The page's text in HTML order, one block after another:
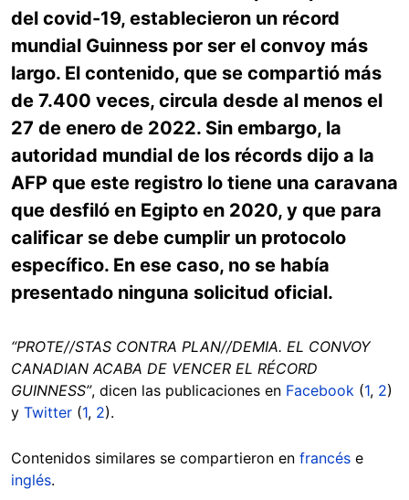
del covid-19, establecieron un récord
mundial Guinness por ser el convoy más
largo. El contenido, que se compartió más
de 7.400 veces, circula desde al menos el
27 de enero de 2022. Sin embargo, la
autoridad mundial de los récords dijo a la
AFP que este registro lo tiene una caravana
que desfiló en Egipto en 2020, y que para
calificar se debe cumplir un protocolo
específico. En ese caso, no se había
presentado ninguna solicitud oficial.
“PROTE//STAS CONTRA PLAN//DEMIA. EL CONVOY
CANADIAN ACABA DE VENCER EL RÉCORD
GUINNESS”, dicen las publicaciones en Facebook (1, 2)
y Twitter (1, 2).
Contenidos similares se compartieron en francés e
inglés.